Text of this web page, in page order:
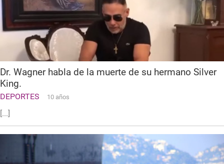
Dr. Wagner habla de la muerte de su hermano Silver
King.
DEPORTES 10 años
[...]